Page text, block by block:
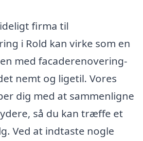
firma til
i Rold kan virke som en
med facaderenovering-
nemt og ligetil. Vores
dig med at sammenligne
så du kan træffe et
Ved at indtaste nogle